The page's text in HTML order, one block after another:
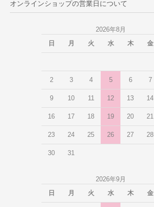
オンラインショップの営業日について
2026年8月
日
月 火 水 木 金
2 3 4 5 6 7
9 10 11 12 13 14
16 17 18 19 20 21
23 24 25 26 27 28
30 31
2026年9月
日
月 火 水 木 金